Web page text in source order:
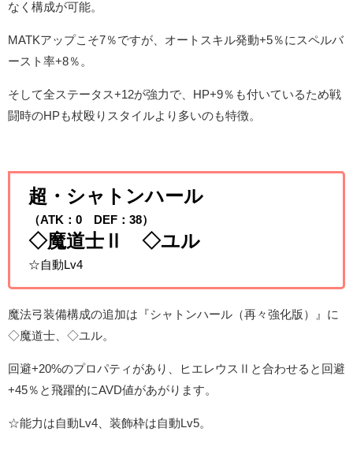
なく構成が可能。
MATKアップこそ7％ですが、オートスキル発動+5％にスペルバ
ースト率+8％。
そして全ステータス+12が強力で、HP+9％も付いているため戦
闘時のHPも杖殴りスタイルより多いのも特徴。
超・シャトンハール
（ATK：0 DEF：38）
◇魔道士Ⅱ ◇ユル
☆自動Lv4
魔法弓装備構成の追加は『シャトンハール（再々強化版）』に
◇魔道士、◇ユル。
回避+20%のプロパティがあり、ヒエレウスⅡと合わせると回避
+45％と飛躍的にAVD値があがります。
☆能力は自動Lv4、装飾枠は自動Lv5。